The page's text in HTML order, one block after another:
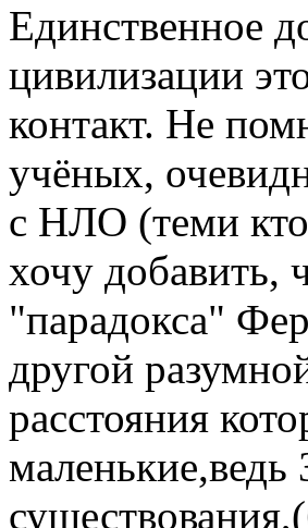
Единственное
цивилизации
контакт. Не
учёных,
с НЛО (теми
хочу добавить,
"парадокса"
другой
расстояния